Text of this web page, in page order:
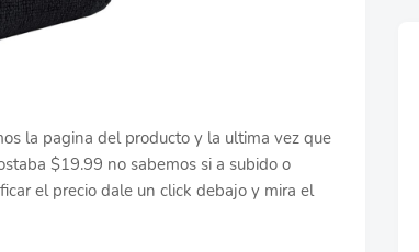
la pagina del producto y la ultima vez que
$19.99 no sabemos si a subido o
el precio dale un click debajo y mira el